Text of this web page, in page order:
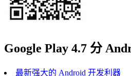
Google Play 4.7 分
最新强大的 Android 开发利器